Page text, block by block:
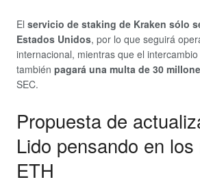
El servicio de staking de Kraken sólo
Estados Unidos, por lo que seguirá
internacional, mientras que el
también pagará una multa de 30
SEC.
Propuesta de
Lido pensando en
ETH